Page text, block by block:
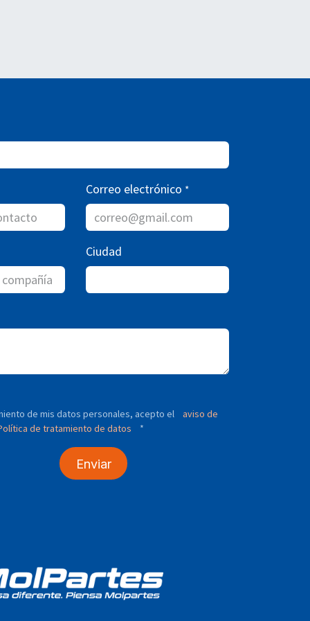
Correo electrónico *
Ciudad
de mis datos personales, acepto el
aviso de
de tratamiento de datos *
Enviar